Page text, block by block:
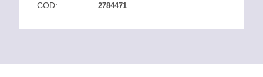
COD: 2784471